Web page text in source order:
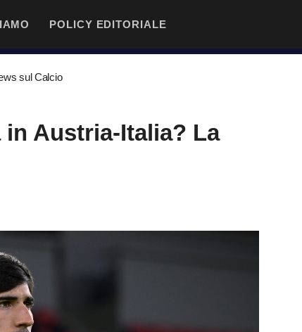
POLICY EDITORIALE
sul Calcio
Austria-Italia? La